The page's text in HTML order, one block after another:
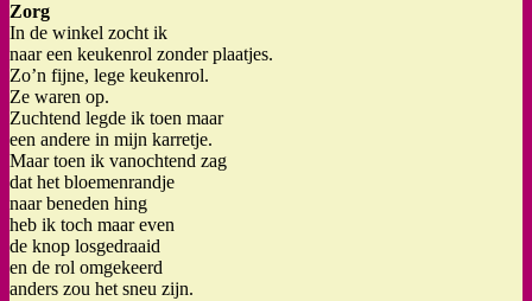
Zorg
In de winkel zocht ik
naar een keukenrol zonder plaatjes.
Zo’n fijne, lege keukenrol.
Ze waren op.
Zuchtend legde ik toen maar
een andere in mijn karretje.
Maar toen ik vanochtend zag
dat het bloemenrandje
naar beneden hing
heb ik toch maar even
de knop losgedraaid
en de rol omgekeerd
anders zou het sneu zijn.